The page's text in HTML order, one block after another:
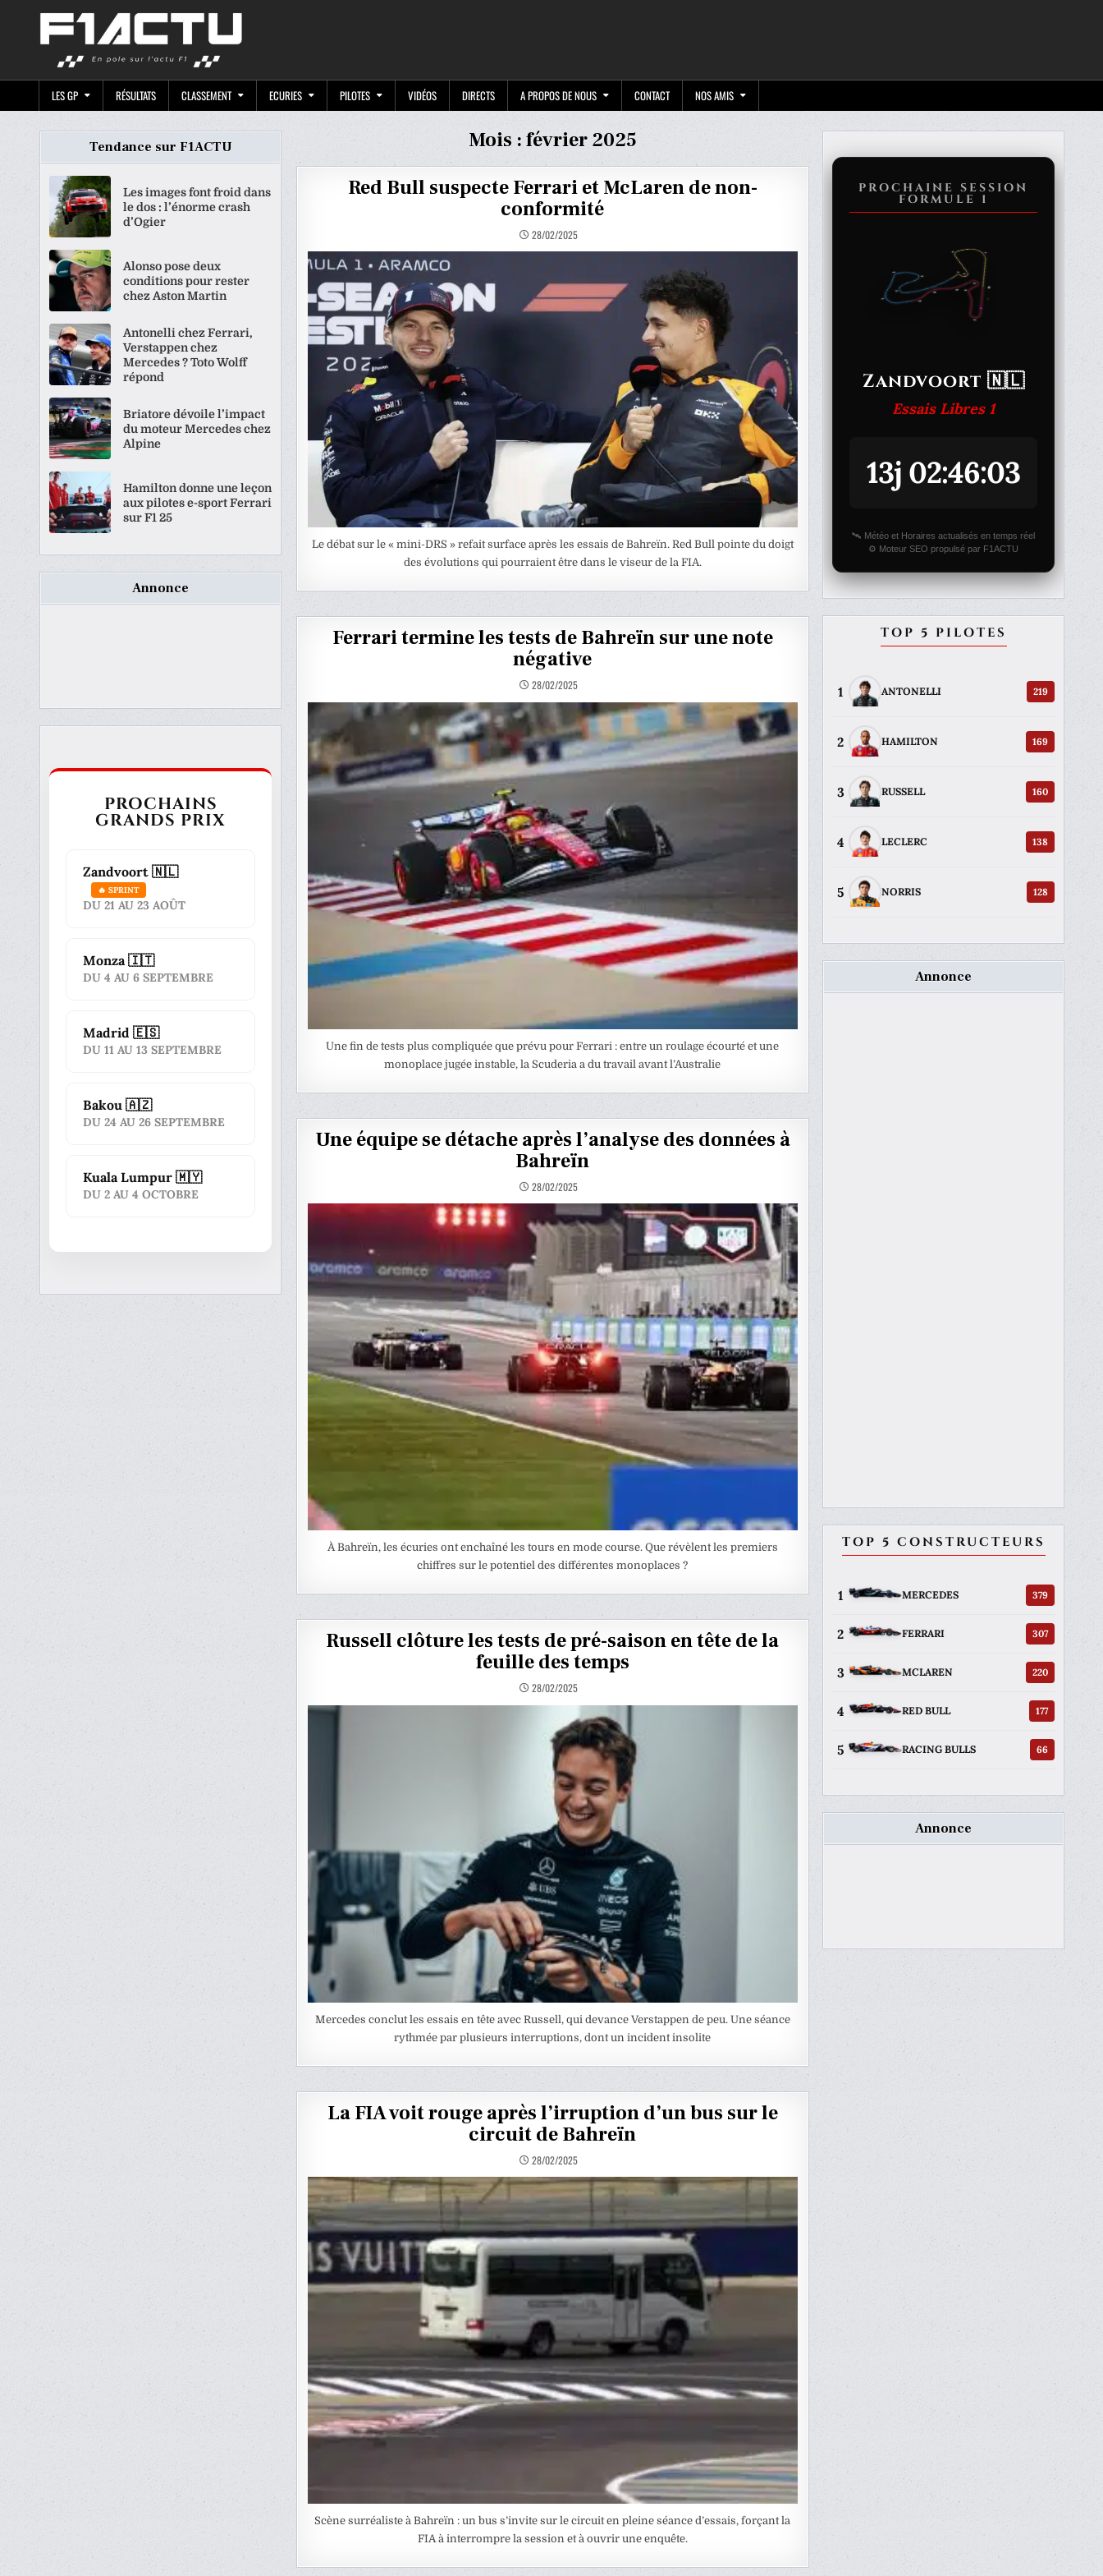
LES GP RÉSULTATS CLASSEMENT ECURIES PILOTES VIDÉOS DIRECTS A PROPOS DE NOUS CONTACT NOS AMIS
Mois :février 2025
Red Bull suspecte Ferrari et McLaren de non-
conformité
28/02/2025
Le débat sur le « mini-DRS » refait surface après les essais de Bahreïn. Red Bull pointe du doigt
des évolutions qui pourraient être dans le viseur de la FIA.
Ferrari termine les tests de Bahreïn sur une note
négative
28/02/2025
Une fin de tests plus compliquée que prévu pour Ferrari : entre un roulage écourté et une
monoplace jugée instable, la Scuderia a du travail avant l’Australie
Une équipe se détache après l’analyse des données à
Bahreïn
28/02/2025
À Bahreïn, les écuries ont enchaîné les tours en mode course. Que révèlent les premiers
chiffres sur le potentiel des différentes monoplaces ?
Russell clôture les tests de pré-saison en tête de la
feuille des temps
28/02/2025
Mercedes conclut les essais en tête avec Russell, qui devance Verstappen de peu. Une séance
rythmée par plusieurs interruptions, dont un incident insolite
La FIA voit rouge après l’irruption d’un bus sur le
circuit de Bahreïn
28/02/2025
Scène surréaliste à Bahreïn : un bus s’invite sur le circuit en pleine séance d’essais, forçant la
FIA à interrompre la session et à ouvrir une enquête.
Tendance sur F1ACTU
Les images font froid dans
le dos : l’énorme crash
d’Ogier
Alonso pose deux
conditions pour rester
chez Aston Martin
Antonelli chez Ferrari,
Verstappen chez
Mercedes ? Toto Wolff
répond
Briatore dévoile l’impact
du moteur Mercedes chez
Alpine
Hamilton donne une leçon
aux pilotes e-sport Ferrari
sur F1 25
Annonce
PROCHAINS
GRANDS PRIX
Zandvoort 🇳🇱
🔥 SPRINT
DU 21 AU 23 AOÛT
Monza 🇮🇹
DU 4 AU 6 SEPTEMBRE
Madrid 🇪🇸
DU 11 AU 13 SEPTEMBRE
Bakou 🇦🇿
DU 24 AU 26 SEPTEMBRE
Kuala Lumpur 🇲🇾
DU 2 AU 4 OCTOBRE
PROCHAINE SESSION
FORMULE 1
Zandvoort 🇳🇱
Essais Libres 1
13j 02:46:03
🛰️ Météo et Horaires actualisés en temps réel
⚙️ Moteur SEO propulsé par F1ACTU
TOP 5 PILOTES
1 ANTONELLI 219
2 HAMILTON 169
3 RUSSELL 160
4 LECLERC 138
5 NORRIS 128
Annonce
TOP 5 CONSTRUCTEURS
1 MERCEDES 379
2 FERRARI 307
3 MCLAREN 220
4 RED BULL 177
5 RACING BULLS 66
Annonce